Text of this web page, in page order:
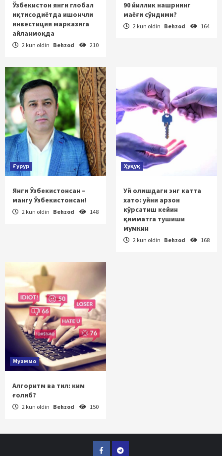
Ўзбекистон янги глобал
иқтисодиётда ишончли
инвестиция марказига
айланмоқда
2 kun oldin Behzod 210
90 йиллик нашрнинг
маёғи сўндими?
2 kun oldin Behzod 164
Ғурур
Янги Ўзбекистонсан –
мангу Ўзбекистонсан!
2 kun oldin Behzod 148
Ҳуқуқ
Уй олишдаги энг катта
хато: уйни арзон
кўрсатиш кейин
қимматга тушиши
мумкин
2 kun oldin Behzod 168
Муаммо
Алгоритм ва тил: ким
ғолиб?
2 kun oldin Behzod 150
FacebookTelegram